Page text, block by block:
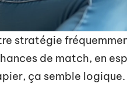
stratégie
de match, en
ça semble